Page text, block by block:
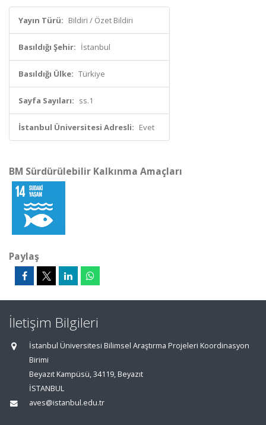
Yayın Türü: Bildiri / Özet Bildiri
Basıldığı Şehir: İstanbul
Basıldığı Ülke: Türkiye
Sayfa Sayıları: ss.1
İstanbul Üniversitesi Adresli: Evet
BM Sürdürülebilir Kalkınma Amaçları
Paylaş
İletişim Bilgileri
İstanbul Üniversitesi Bilimsel Araştırma Projeleri Koordinasyon
Birimi
Beyazıt Kampüsü, 34119, Beyazıt
İSTANBUL
aves@istanbul.edu.tr